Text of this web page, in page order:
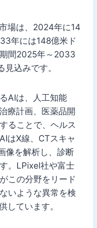
場は、2024年に14
年には148億米ド
間2025年～2033
込みです。
AIは、人工知能
療計画、医薬品開
ることで、ヘルス
はX線、CTスキャ
像を解析し、診断
。LPixel社や富士
この分野をリード
いような異常を検
しています。